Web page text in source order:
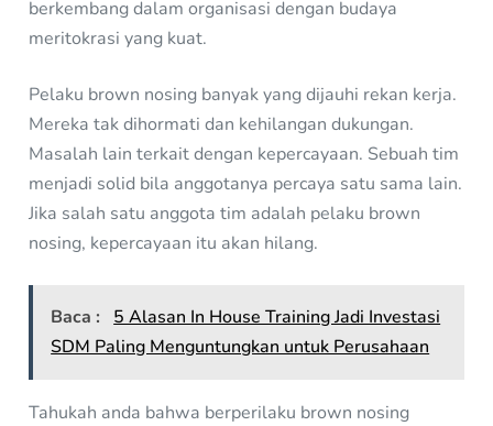
berkembang dalam organisasi dengan budaya
meritokrasi yang kuat.
Pelaku brown nosing banyak yang dijauhi rekan kerja.
Mereka tak dihormati dan kehilangan dukungan.
Masalah lain terkait dengan kepercayaan. Sebuah tim
menjadi solid bila anggotanya percaya satu sama lain.
Jika salah satu anggota tim adalah pelaku brown
nosing, kepercayaan itu akan hilang.
Baca :
5 Alasan In House Training Jadi Investasi
SDM Paling Menguntungkan untuk Perusahaan
Tahukah anda bahwa berperilaku brown nosing